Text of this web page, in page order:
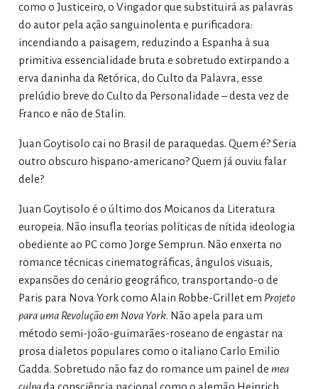
como o Justiceiro, o Vingador que substituirá as palavras
do autor pela ação sanguinolenta e purificadora:
incendiando a paisagem, reduzindo a Espanha à sua
primitiva essencialidade bruta e sobretudo extirpando a
erva daninha da Retórica, do Culto da Palavra, esse
prelúdio breve do Culto da Personalidade – desta vez de
Franco e não de Stalin.
Juan Goytisolo cai no Brasil de paraquedas. Quem é? Seria
outro obscuro hispano-americano? Quem já ouviu falar
dele?
Juan Goytisolo é o último dos Moicanos da Literatura
europeia. Não insufla teorias políticas de nítida ideologia
obediente ao PC como Jorge Semprun. Não enxerta no
romance técnicas cinematográficas, ângulos visuais,
expansões do cenário geográfico, transportando-o de
Paris para Nova York como Alain Robbe-Grillet em Projeto
para uma Revolução em Nova York. Não apela para um
método semi-joão-guimarães-roseano de engastar na
prosa dialetos populares como o italiano Carlo Emilio
Gadda. Sobretudo não faz do romance um painel de mea